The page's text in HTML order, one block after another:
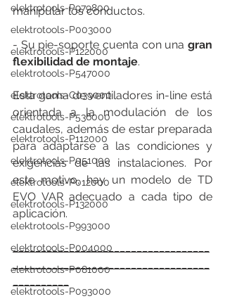
elektrotools-P979800
elektrotools-P003000
elektrotools-P122000
elektrotools-P547000
elektrotools-C039000
elektrotools-P536000
elektrotools-P112000
elektrotools-P051000
elektrotools-P012000
elektrotools-P132000
elektrotools-P993000
elektrotools-P004000
elektrotools-P081000
elektrotools-P093000
manipular los conductos.
- Su pie-soporte cuenta con una gran
flexibilidad de montaje.
Esta gama de ventiladores in-line está
orientada a la modulación de los
caudales, además de estar preparada
para adaptarse a las condiciones y
exigencias de las instalaciones. Por
este motivo, hay un modelo de TD
EVO VAR adecuado a cada tipo de
aplicación.
___________________________________
___________________________________